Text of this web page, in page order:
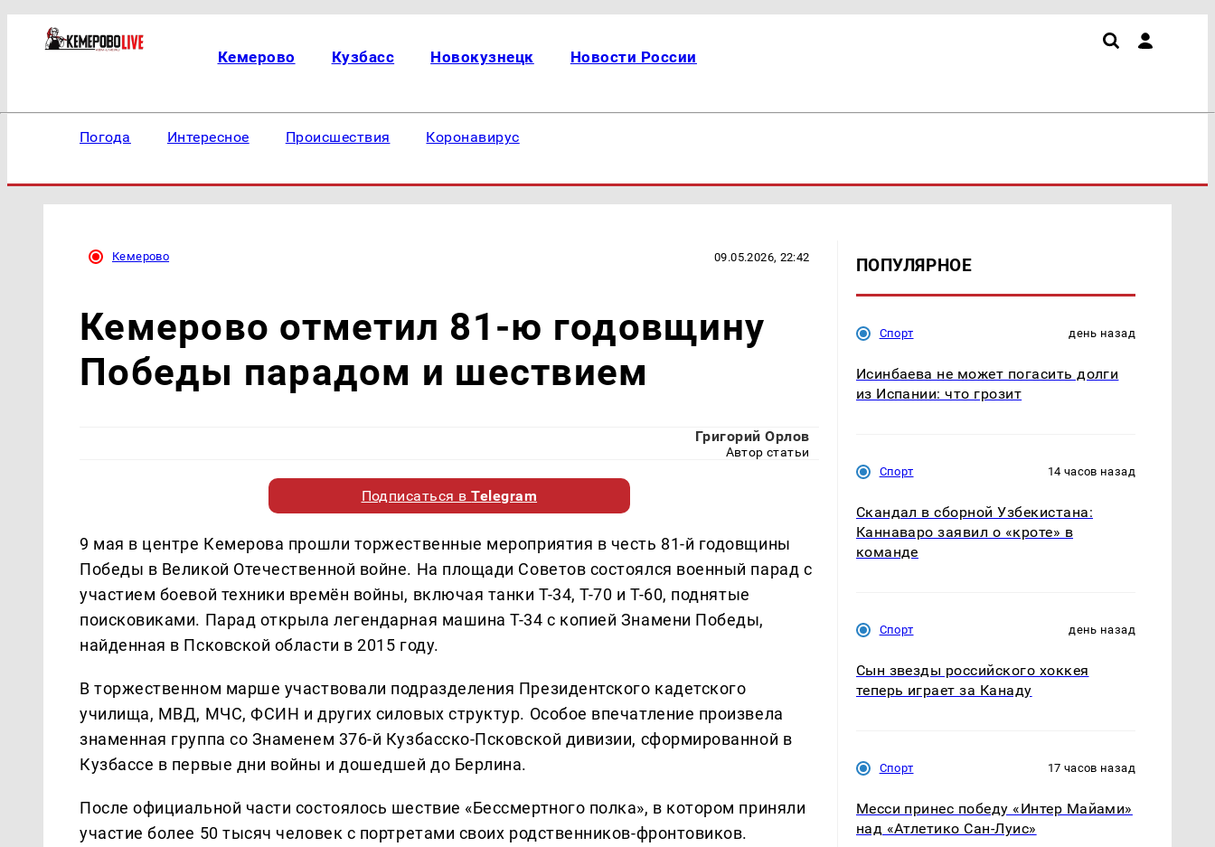
Кемерово Кузбасс Новокузнецк Новости России
Погода Интересное Происшествия Коронавирус
Кемерово 09.05.2026, 22:42
Кемерово отметил 81-ю годовщину
Победы парадом и шествием
Григорий Орлов
Автор статьи
Подписаться вTelegram
9 мая в центре Кемерова прошли торжественные мероприятия в честь 81-й годовщины
Победы в Великой Отечественной войне. На площади Советов состоялся военный парад с
участием боевой техники времён войны, включая танки Т-34, Т-70 и Т-60, поднятые
поисковиками. Парад открыла легендарная машина Т-34 с копией Знамени Победы,
найденная в Псковской области в 2015 году.
В торжественном марше участвовали подразделения Президентского кадетского
училища, МВД, МЧС, ФСИН и других силовых структур. Особое впечатление произвела
знаменная группа со Знаменем 376-й Кузбасско-Псковской дивизии, сформированной в
Кузбассе в первые дни войны и дошедшей до Берлина.
После официальной части состоялось шествие «Бессмертного полка», в котором приняли
участие более 50 тысяч человек с портретами своих родственников-фронтовиков.
ПОПУЛЯРНОЕ
Спорт день назад
Исинбаева не может погасить долги
из Испании: что грозит
Спорт 14 часов назад
Скандал в сборной Узбекистана:
Каннаваро заявил о «кроте» в
команде
Спорт день назад
Сын звезды российского хоккея
теперь играет за Канаду
Спорт 17 часов назад
Месси принес победу «Интер Майами»
над «Атлетико Сан-Луис»